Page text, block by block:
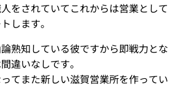
をされていてこれからは営業として
します。
熟知している彼ですから即戦力とな
違いなしです。
てまた新しい滋賀営業所を作ってい